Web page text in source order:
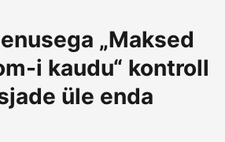
„Maksed
i kaudu“ kontroll
üle enda